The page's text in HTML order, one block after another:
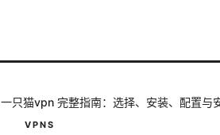
一只猫vpn 完整指南：选择、安装、配置与
VPNS